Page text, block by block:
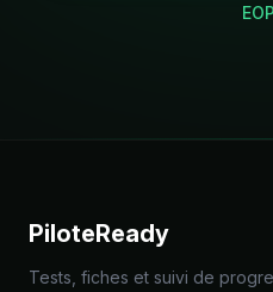
PiloteReady
Tests, fiches et suivi de